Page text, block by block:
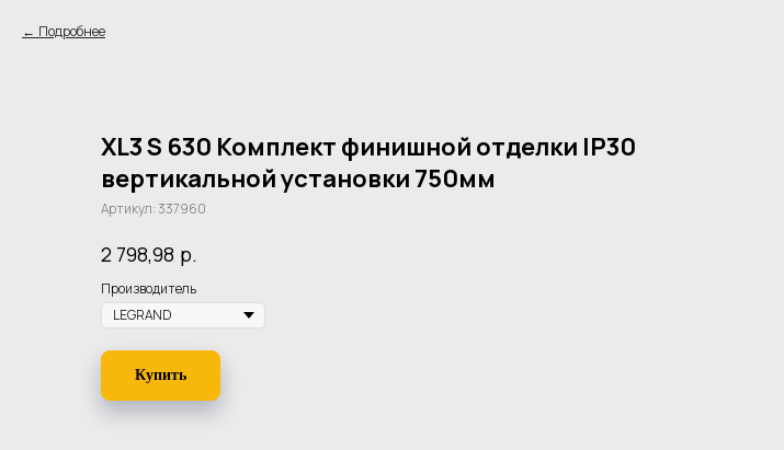
Подробнее
XL3 S 630 Комплект финишной отделки IP30
вертикальной установки 750мм
Артикул:337960
2 798,98 р.
Производитель
Купить